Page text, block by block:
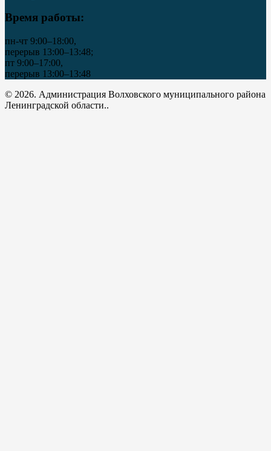
Время работы:
пн-чт 9:00–18:00,
перерыв 13:00–13:48;
пт 9:00–17:00,
перерыв 13:00–13:48
© 2026. Администрация Волховского муниципального района
Ленинградской области..